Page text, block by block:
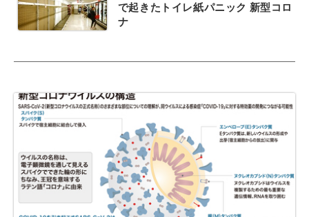
で起きたトイレ紙パニック 新型コロ
ナ